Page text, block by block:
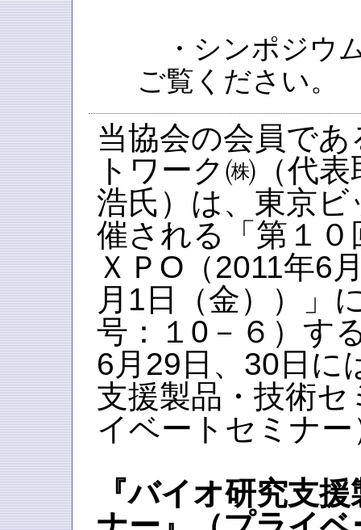
・シンポジウ
ご覧ください。
当協会の会員で
トワーク㈱（代
浩氏）は、東京
催される「第１
ＸＰO（2011年6
月1日（金））」
号：１0－６）す
6月29日、30日に
支援製品・技術
イベートセミナ
『バイオ研究支